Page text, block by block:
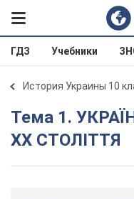
ГДЗ Учебники
История Украины 10
Тема 1. УКРАЇНА НА ПОЧАТКУ
XX СТОЛІТТЯ